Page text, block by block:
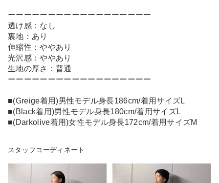
ーーーーーーーーーーーーーーーーーー
透け感：なし
裏地：あり
伸縮性：ややあり
光沢感：ややあり
生地の厚さ：普通
ーーーーーーーーーーーーーーーーーー
■(Greige着用)男性モデル身長186cm/着用サイズL
■(Black着用)男性モデル身長180cm/着用サイズL
■(Darkolive着用)女性モデル身長172cm/着用サイズM
スタッフコーディネート